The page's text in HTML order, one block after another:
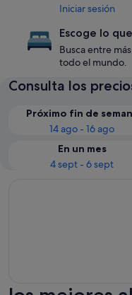
Iniciar sesión
Escoge lo
Busca entre
todo el mundo.
Consulta los
Próximo fin de
14 ago - 16 ago
En un mes
4 sept - 6 sept